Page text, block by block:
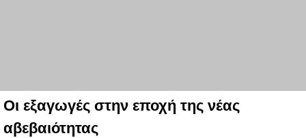
Οι εξαγωγές στην εποχή της νέας
αβεβαιότητας